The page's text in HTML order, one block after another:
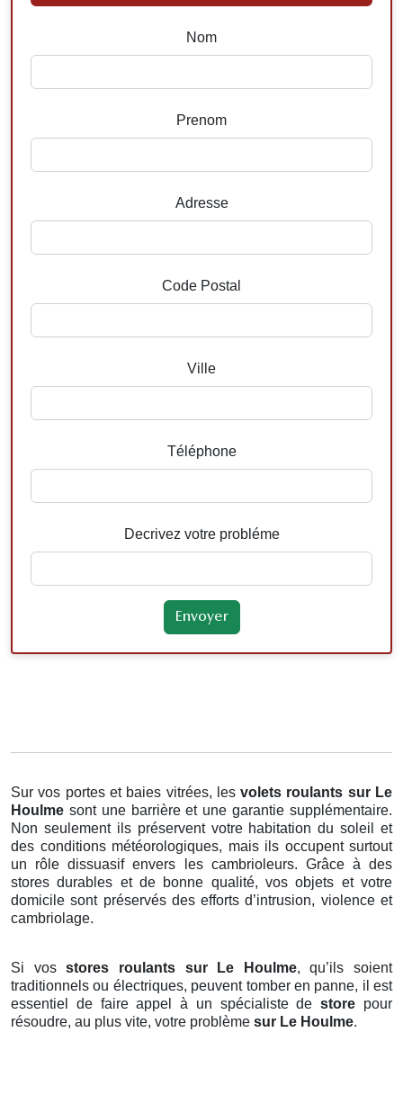
Nom
Prenom
Adresse
Code Postal
Ville
Téléphone
Decrivez votre probléme
Sur vos portes et baies vitrées, lesvolets roulants sur Le
Houlme sont une barrière et une garantie supplémentaire.
Non seulement ils préservent votre habitation du soleil et
des conditions météorologiques, mais ils occupent surtout
un rôle dissuasif envers les cambrioleurs. Grâce à des
stores durables et de bonne qualité, vos objets et votre
domicile sont préservés des efforts d’intrusion, violence et
cambriolage.
Si vosstores roulants sur Le Houlme, qu’ils soient
traditionnels ou électriques, peuvent tomber en panne, il est
essentiel de faire appel à un spécialiste destore pour
résoudre, au plus vite, votre problème sur Le Houlme.